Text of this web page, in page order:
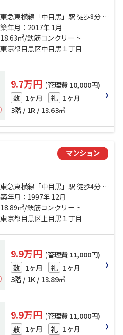
東急東横線「中目黒」駅 徒歩8分 東
急東横線「代官山」駅 徒歩7分 山手
線「恵比寿」駅 徒歩12分
築年月：2017年 1月
18.63㎡/鉄筋コンクリート
東京都目黒区中目黒１丁目
9.7万円 (管理費 10,000円)
敷 1ヶ月 礼 1ヶ月
3階 / 1R / 18.63㎡
マンション
東急東横線「中目黒」駅 徒歩4分 東
急東横線「代官山」駅 徒歩6分 山手
線「恵比寿」駅 徒歩14分
築年月：1997年 12月
18.89㎡/鉄筋コンクリート
東京都目黒区上目黒１丁目
9.9万円 (管理費 11,000円)
敷 1ヶ月 礼 1ヶ月
3階 / 1K / 18.89㎡
9.9万円 (管理費 11,000円)
敷 1ヶ月 礼 1ヶ月